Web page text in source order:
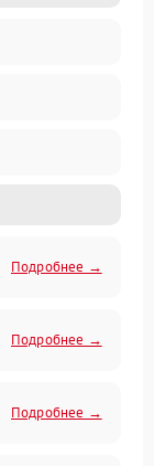
Подробнее →
Подробнее →
Подробнее →